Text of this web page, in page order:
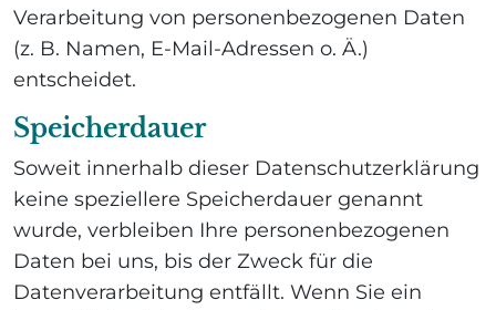
Verarbeitung von personenbezogenen Daten
(z. B. Namen, E-Mail-Adressen o. Ä.)
entscheidet.
Speicherdauer
Soweit innerhalb dieser Datenschutzerklärung
keine speziellere Speicherdauer genannt
wurde, verbleiben Ihre personenbezogenen
Daten bei uns, bis der Zweck für die
Datenverarbeitung entfällt. Wenn Sie ein